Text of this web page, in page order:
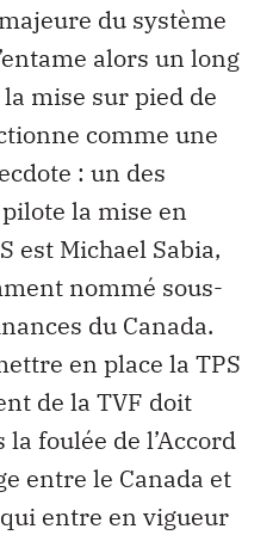
du système
alors un long
mise sur pied de
comme une
: un des
la mise en
est Michael Sabia,
nommé sous-
du Canada.
en place la TPS
de la TVF doit
la foulée de l’Accord
entre le Canada et
entre en vigueur